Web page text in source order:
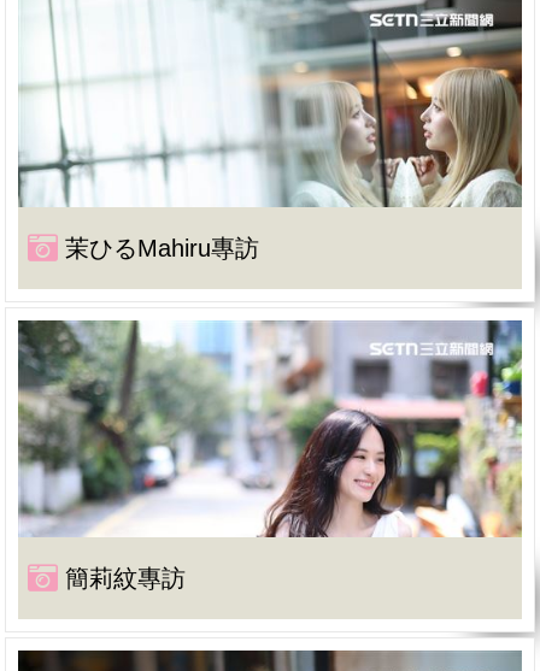
茉ひるMahiru專訪
簡莉紋專訪